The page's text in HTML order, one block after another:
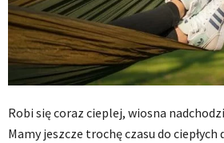
Robi się coraz cieplej, wiosna
Mamy jeszcze trochę czasu do ciepłych